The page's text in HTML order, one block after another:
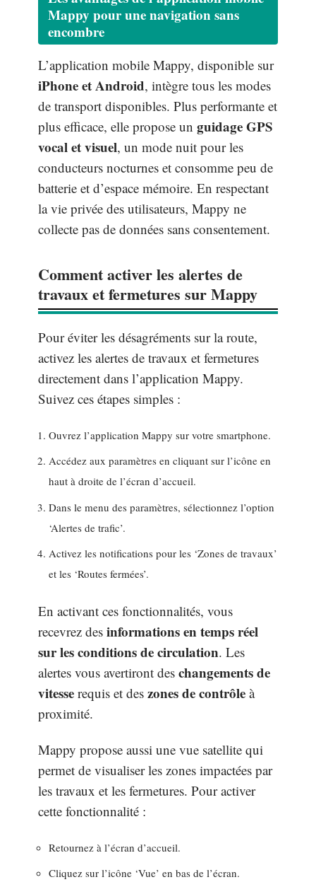
Mappy pour une navigation sans
encombre
L’application mobile Mappy, disponible sur
iPhone et Android, intègre tous les modes
de transport disponibles. Plus performante et
plus efficace, elle propose un guidage GPS
vocal et visuel, un mode nuit pour les
conducteurs nocturnes et consomme peu de
batterie et d’espace mémoire. En respectant
la vie privée des utilisateurs, Mappy ne
collecte pas de données sans consentement.
Comment activer les alertes de
travaux et fermetures sur Mappy
Pour éviter les désagréments sur la route,
activez les alertes de travaux et fermetures
directement dans l’application Mappy.
Suivez ces étapes simples :
Ouvrez l’application Mappy sur votre smartphone.
Accédez aux paramètres en cliquant sur l’icône en
haut à droite de l’écran d’accueil.
Dans le menu des paramètres, sélectionnez l’option
‘Alertes de trafic’.
Activez les notifications pour les ‘Zones de travaux’
et les ‘Routes fermées’.
En activant ces fonctionnalités, vous
recevrez des informations en temps réel
sur les conditions de circulation. Les
alertes vous avertiront des changements de
vitesse requis et des zones de contrôle à
proximité.
Mappy propose aussi une vue satellite qui
permet de visualiser les zones impactées par
les travaux et les fermetures. Pour activer
cette fonctionnalité :
Retournez à l’écran d’accueil.
Cliquez sur l’icône ‘Vue’ en bas de l’écran.